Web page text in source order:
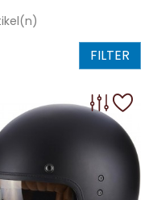
FILTER